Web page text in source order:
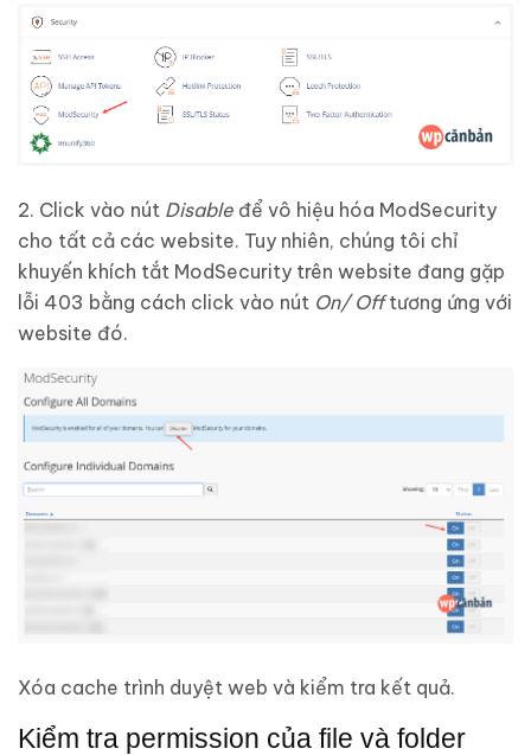
2. Click vào nút Disable để vô hiệu hóa ModSecurity
cho tất cả các website. Tuy nhiên, chúng tôi chỉ
khuyến khích tắt ModSecurity trên website đang gặp
lỗi 403 bằng cách click vào nút On/ Off tương ứng với
website đó.
Xóa cache trình duyệt web và kiểm tra kết quả.
Kiểm tra permission của file và folder